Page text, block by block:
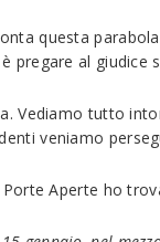
questa
pregare al giudice
Vediamo tutto
veniamo
Aperte ho